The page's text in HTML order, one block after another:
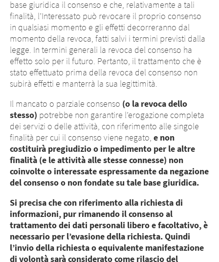
base giuridica il consenso e che, relativamente a tali
finalità, l’Interessato può revocare il proprio consenso
in qualsiasi momento e gli effetti decorreranno dal
momento della revoca, fatti salvi i termini previsti dalla
legge. In termini generali la revoca del consenso ha
effetto solo per il futuro. Pertanto, il trattamento che è
stato effettuato prima della revoca del consenso non
subirà effetti e manterrà la sua legittimità.
Il mancato o parziale consenso (o la revoca dello
stesso) potrebbe non garantire l’erogazione completa
dei servizi o delle attività, con riferimento alle singole
finalità per cui il consenso viene negato, e non
costituirà pregiudizio o impedimento per le altre
finalità (e le attività alle stesse connesse) non
coinvolte o interessate espressamente da negazione
del consenso o non fondate su tale base giuridica.
Si precisa che con riferimento alla richiesta di
informazioni, pur rimanendo il consenso al
trattamento dei dati personali libero e facoltativo, è
necessario per l’evasione della richiesta. Quindi
l’invio della richiesta o equivalente manifestazione
di volontà sarà considerato come rilascio del